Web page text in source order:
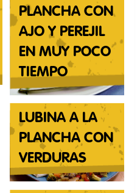
PLANCHA CON
AJO Y PEREJIL
EN MUY POCO
TIEMPO
LUBINA A LA
PLANCHA CON
VERDURAS